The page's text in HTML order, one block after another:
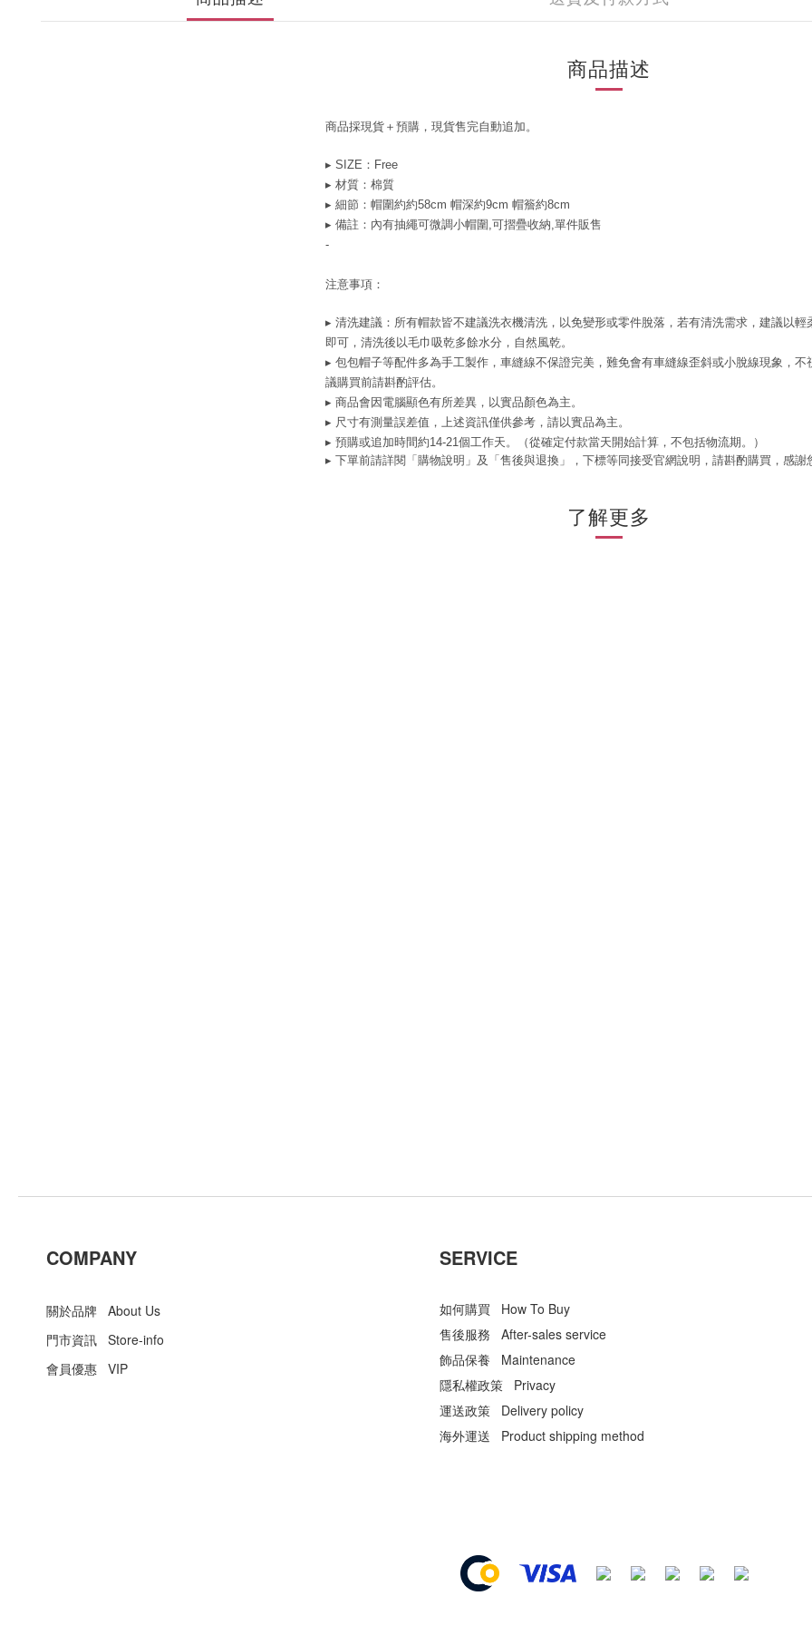
商品描述
商品採現貨＋預購，現貨售完自動追加。
▸ SIZE：Free
▸ 材質：棉質
▸ 細節：帽圍約約58cm 帽深約9cm 帽簷約8cm
▸ 備註：內有抽繩可微調小帽圍,可摺疊收納,單件販售
-
注意事項：
▸ 清洗建議： 所有帽款皆不建議洗衣機清洗，以免變形或零件脫落，若有清洗需求，建議以輕
即可，清洗後以毛巾吸乾多餘水分，自然風乾。
▸ 包包帽子等配件多為手工製作，車縫線不保證完美，難免會有車縫線歪斜或小脫線現象，不
議購買前請斟酌評估。
▸ 商品會因電腦顯色有所差異，以實品顏色為主。
▸ 尺寸有測量誤差值，上述資訊僅供參考，請以實品為主。
▸ 預購或追加時間約14-21個工作天。（從確定付款當天開始計算，不包括物流期。）
▸ 下單前請詳閱「購物說明」及「售後與退換」，下標等同接受官網說明，請斟酌購買，感謝
了解更多
COMPANY
關於品牌 About Us
門市資訊 Store-info
會員優惠 VIP
SERVICE
如何購買 How To Buy
售後服務 After-sales service
飾品保養 Maintenance
隱私權政策 Privacy
運送政策 Delivery policy
海外運送 Product shipping method